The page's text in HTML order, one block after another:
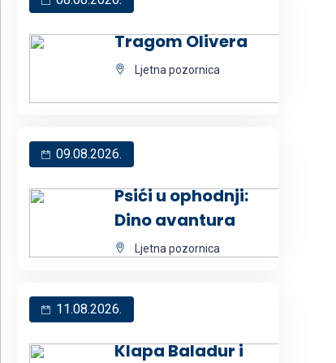
Tragom Olivera
Ljetna pozornica
09.08.2026.
Psići u ophodnji:
Dino avantura
Ljetna pozornica
11.08.2026.
Klapa Baladur i